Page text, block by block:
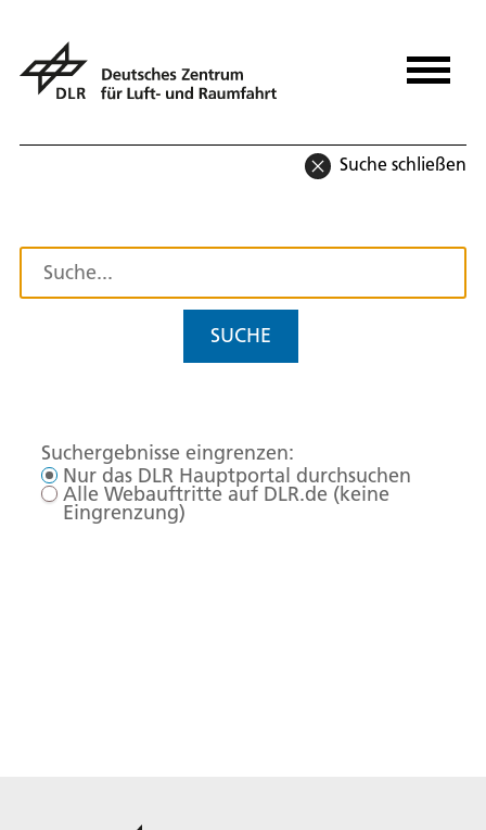
Suche schließen
SUCHE
Suchergebnisse eingrenzen:
Nur das DLR Hauptportal durchsuchen
Alle Webauftritte auf DLR.de (keine
Eingrenzung)